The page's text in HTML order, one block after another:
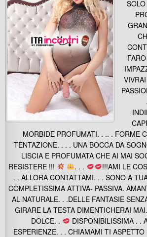
MORBIDE PROFUMATI. . .. . FORME
TENTAZIONE. . . . UNA BOCCA DA
LISCIA E PROFUMATA CHE AI MAI
RESISTERE !!!
. . .
!!!AMI LE
. . ALLORA CONTATTAMI. . . SONO A
COMPLETISSIMA ATTIVA- PASSIVA.
AL NATURALE. . .DELLE FANTASIE
GIRARE LA TESTA DIMENTICHERAI
DOLCE. .
DISPONIBILISSIMA . .
ESPERIENZE. . . CHIAMAMI TI